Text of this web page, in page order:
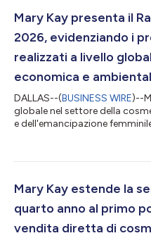
Mary Kay presenta il
2026, evidenziando i
realizzati a livello
economica e
DALLAS--(BUSINESS WIRE)--
globale nel settore della
e dell'emancipazione
una celebrazione del 2025 e
mondiale. Il rapporto annuale
pluridecennale di Mary...
Mary Kay estende la
quarto anno al primo
vendita diretta di